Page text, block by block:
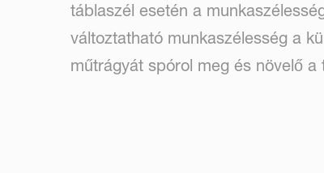
táblaszél esetén a
változtatható munkaszélesség a
műtrágyát spórol meg és növelő a